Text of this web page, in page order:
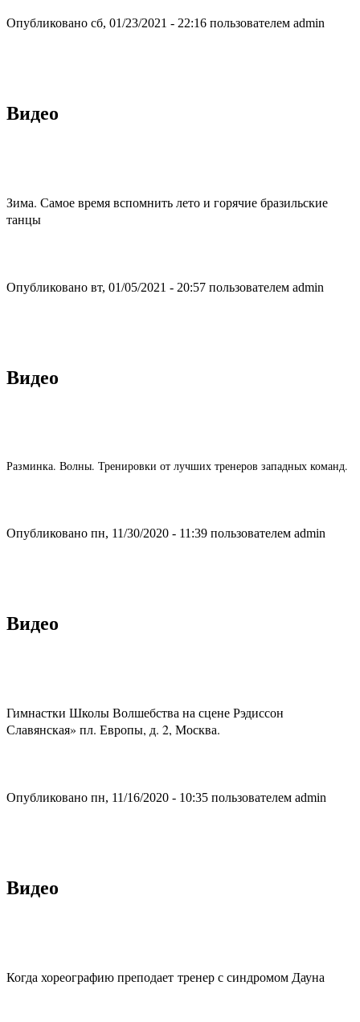
Опубликовано сб, 01/23/2021 - 22:16 пользователем admin
Видео
Зима. Самое время вспомнить лето и горячие бразильские
танцы
Опубликовано вт, 01/05/2021 - 20:57 пользователем admin
Видео
Разминка. Волны. Тренировки от лучших тренеров западных команд.
Опубликовано пн, 11/30/2020 - 11:39 пользователем admin
Видео
Гимнастки Школы Волшебства на сцене Рэдиссон
Славянская» пл. Европы, д. 2, Москва.
Опубликовано пн, 11/16/2020 - 10:35 пользователем admin
Видео
Когда хореографию преподает тренер с синдромом Дауна